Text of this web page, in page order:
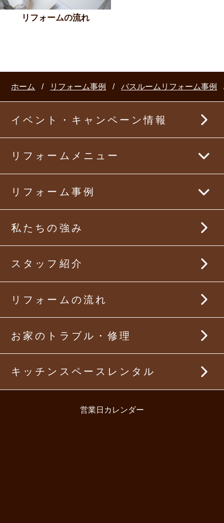
リフォームの流れ
ホーム リフォーム事例 バスルームリフォーム事例
イベント・キャンペーン情報
リフォームメニュー
まるごとリフォーム
洗面所リフォーム
トイレリフォーム
屋根・外壁リフォーム
リフォーム事例
まるごとリフォーム事例
洗面所リフォーム事例
トイレリフォーム事例
屋根・外壁リフォーム事例
私たちの強み
スタッフ紹介
リフォームの流れ
お家のトラブル・修理
キッチンスペースレンタル
営業日カレンダー